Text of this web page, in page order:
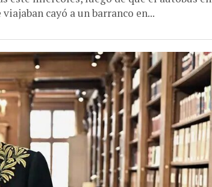
viajaban cayó a un barranco en...